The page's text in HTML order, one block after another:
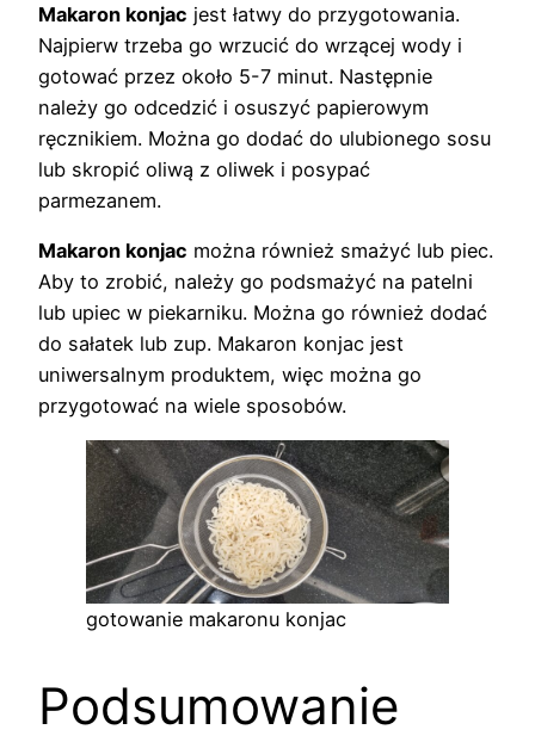
Makaron konjac jest łatwy do przygotowania.
Najpierw trzeba go wrzucić do wrzącej wody i
gotować przez około 5-7 minut. Następnie
należy go odcedzić i osuszyć papierowym
ręcznikiem. Można go dodać do ulubionego sosu
lub skropić oliwą z oliwek i posypać
parmezanem.
Makaron konjac można również smażyć lub piec.
Aby to zrobić, należy go podsmażyć na patelni
lub upiec w piekarniku. Można go również dodać
do sałatek lub zup. Makaron konjac jest
uniwersalnym produktem, więc można go
przygotować na wiele sposobów.
gotowanie makaronu konjac
Podsumowanie